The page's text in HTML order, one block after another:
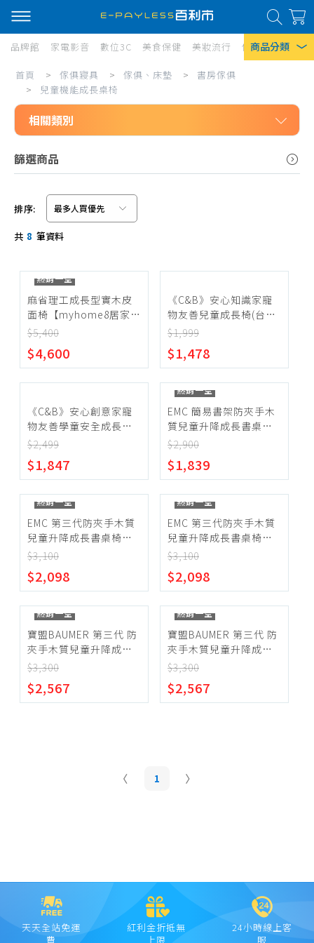
商品分類
熱門搜尋
風扇
口罩
除濕機
Iphone 17
品牌館 家電影音 數位3C 美食保健 美妝流行 傢俱寢具 居
兒
機
能
成
桌
椅
首頁 > 傢俱寢具 > 傢俱、床墊 >
書房傢俱
>
兒童機能成長桌椅
相關類別
傢俱、床墊
書房傢俱
書桌、書房組
兒童機能成長桌椅
書櫃
電腦椅
篩選商品
信用卡/Line Pay/ATM
分期0利率
超商付款
確定範圍
超商取貨
排序:
共 8 筆資料
熱銷一空
麻省理工成長型實木皮
面椅【myhome8居家無
限】
$5,400
$4,600
《C&B》安心知識家寵
物友善兒童成長椅(台灣
生產)
$1,999
$1,478
《C&B》安心創意家寵
物友善學童安全成長椅
(台灣生產)
$2,499
$1,847
熱銷一空
EMC 簡易書架防夾手木
質兒童升降成長書桌椅
(水藍)
$2,900
$1,839
熱銷一空
EMC 第三代防夾手木質
兒童升降成長書桌椅附
時鐘(水藍)
$3,100
$2,098
熱銷一空
EMC 第三代防夾手木質
兒童升降成長書桌椅附
時鐘(粉紅草莓)
$3,100
$2,098
熱銷一空
寶盟BAUMER 第三代 防
夾手木質兒童升降成長
書桌椅(桃粉紅)
$3,300
$2,567
熱銷一空
寶盟BAUMER 第三代 防
夾手木質兒童升降成長
書桌椅(天空藍)
$3,300
$2,567
1
天天全站免運
費
紅利金折抵無
上限
24小時線上客
服